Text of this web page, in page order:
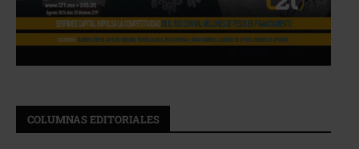
COLUMNAS EDITORIALES